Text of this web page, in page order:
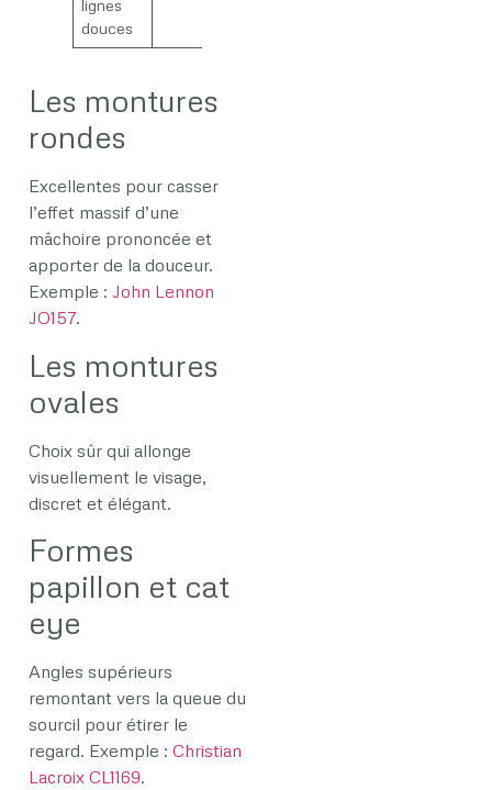
lignes
douces
Les montures
rondes
Excellentes pour casser
l’effet massif d’une
mâchoire prononcée et
apporter de la douceur.
Exemple : John Lennon
JO157.
Les montures
ovales
Choix sûr qui allonge
visuellement le visage,
discret et élégant.
Formes
papillon et cat
eye
Angles supérieurs
remontant vers la queue du
sourcil pour étirer le
regard. Exemple : Christian
Lacroix CL1169.